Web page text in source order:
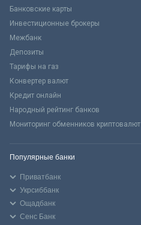
Банковские карты
Инвестиционные брокеры
Межбанк
Депозиты
Тарифы на газ
Конвертер валют
Кредит онлайн
Народный рейтинг банков
Мониторинг обменников криптовалют
Популярные банки
Приватбанк
Укрсиббанк
Ощадбанк
Сенс Банк